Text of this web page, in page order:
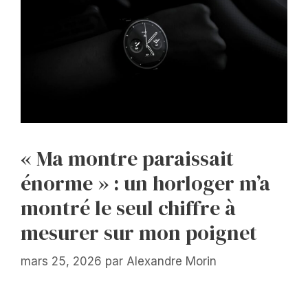
« Ma montre paraissait
énorme » : un horloger m’a
montré le seul chiffre à
mesurer sur mon poignet
mars 25, 2026 par Alexandre Morin